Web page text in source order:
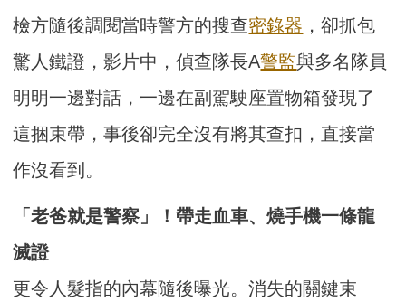
檢方隨後調閱當時警方的搜查密錄器 ，卻抓包
驚人鐵證，影片中，偵查隊長A警監與多名隊員
明明一邊對話，一邊在副駕駛座置物箱發現了
這捆束帶，事後卻完全沒有將其查扣，直接當
作沒看到。
「老爸就是警察」！帶走血車、燒手機一條龍
滅證
更令人髮指的內幕隨後曝光。消失的關鍵束